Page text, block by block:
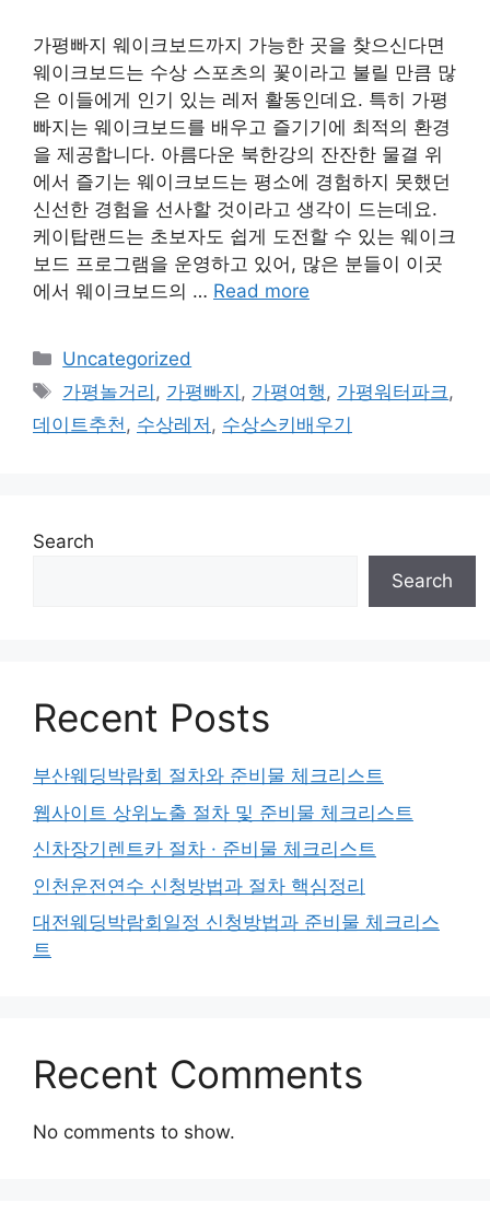
가평빠지 웨이크보드까지 가능한 곳을 찾으신다면
웨이크보드는 수상 스포츠의 꽃이라고 불릴 만큼 많
은 이들에게 인기 있는 레저 활동인데요. 특히 가평
빠지는 웨이크보드를 배우고 즐기기에 최적의 환경
을 제공합니다. 아름다운 북한강의 잔잔한 물결 위
에서 즐기는 웨이크보드는 평소에 경험하지 못했던
신선한 경험을 선사할 것이라고 생각이 드는데요.
케이탑랜드는 초보자도 쉽게 도전할 수 있는 웨이크
보드 프로그램을 운영하고 있어, 많은 분들이 이곳
에서 웨이크보드의 … Read more
Categories
Uncategorized
Tags
가평놀거리 , 가평빠지 , 가평여행, 가평워터파크,
데이트추천, 수상레저 , 수상스키배우기
Search
Search
Recent Posts
부산웨딩박람회 절차와 준비물 체크리스트
웹사이트 상위노출 절차 및 준비물 체크리스트
신차장기렌트카 절차 · 준비물 체크리스트
인천운전연수 신청방법과 절차 핵심정리
대전웨딩박람회일정 신청방법과 준비물 체크리스
트
Recent Comments
No comments to show.